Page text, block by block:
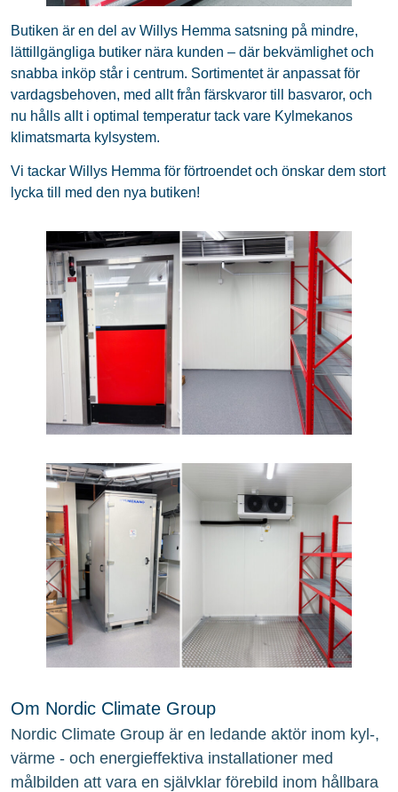
Butiken är en del av Willys Hemma satsning på mindre,
lättillgängliga butiker nära kunden – där bekvämlighet och
snabba inköp står i centrum. Sortimentet är anpassat för
vardagsbehoven, med allt från färskvaror till basvaror, och
nu hålls allt i optimal temperatur tack vare Kylmekanos
klimatsmarta kylsystem.
Vi tackar Willys Hemma för förtroendet och önskar dem stort
lycka till med den nya butiken!
Om Nordic Climate Group
Nordic Climate Group är en ledande aktör inom kyl-,
värme - och energieffektiva installationer med
målbilden att vara en självklar förebild inom hållbara